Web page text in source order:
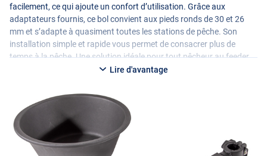
facilement, ce qui ajoute un confort d’utilisation. Grâce aux
adaptateurs fournis, ce bol convient aux pieds ronds de 30 et 26
mm et s’adapte à quasiment toutes les stations de pêche. Son
installation simple et rapide vous permet de consacrer plus de
temps à la pêche. Une solution idéale pour tout pêcheur au feeder,
Lire d'avantage